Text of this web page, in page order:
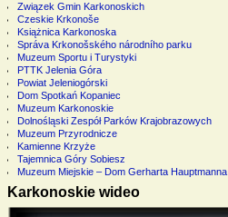
Związek Gmin Karkonoskich
Czeskie Krkonoše
Książnica Karkonoska
Správa Krkonošského národního parku
Muzeum Sportu i Turystyki
PTTK Jelenia Góra
Powiat Jeleniogórski
Dom Spotkań Kopaniec
Muzeum Karkonoskie
Dolnośląski Zespół Parków Krajobrazowych
Muzeum Przyrodnicze
Kamienne Krzyże
Tajemnica Góry Sobiesz
Muzeum Miejskie – Dom Gerharta Hauptmanna
Karkonoskie wideo